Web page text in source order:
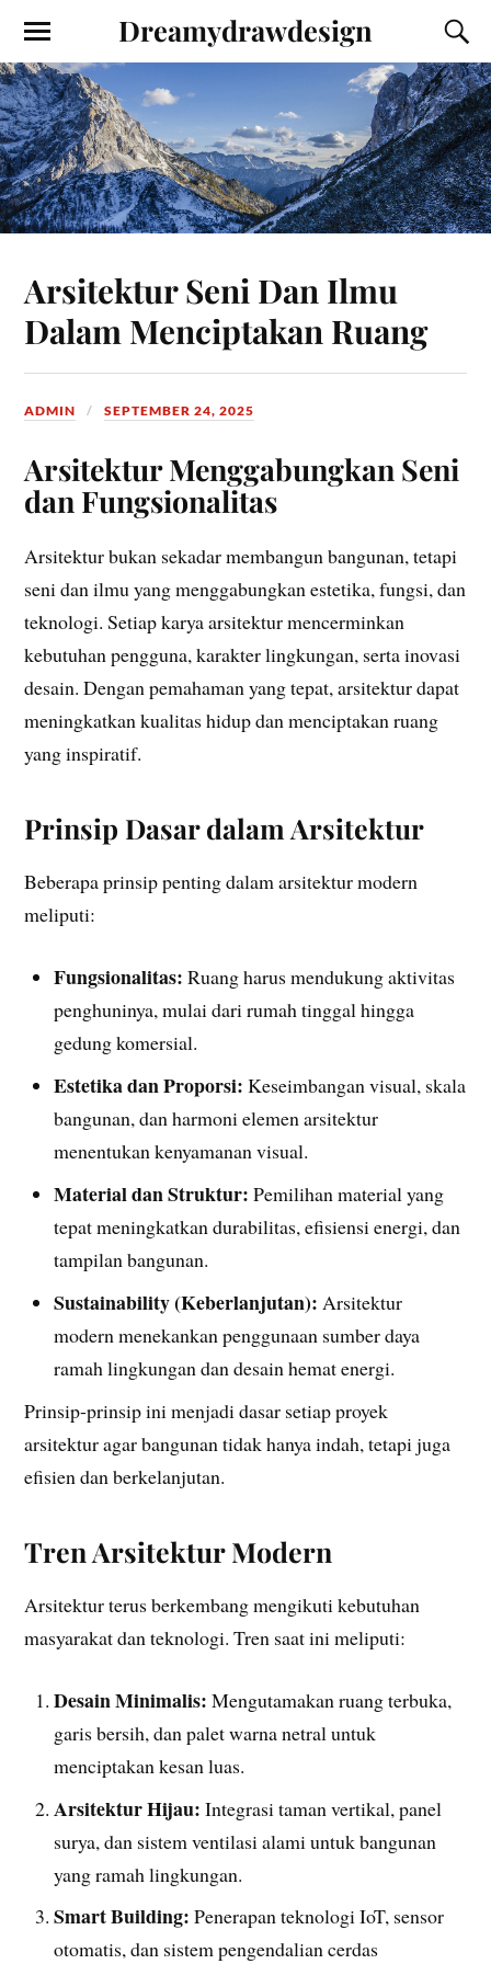
Dreamydrawdesign
Arsitektur Seni Dan Ilmu
Dalam Menciptakan Ruang
ADMIN SEPTEMBER 24, 2025
Arsitektur Menggabungkan Seni
dan Fungsionalitas
Arsitektur bukan sekadar membangun bangunan, tetapi
seni dan ilmu yang menggabungkan estetika, fungsi, dan
teknologi. Setiap karya arsitektur mencerminkan
kebutuhan pengguna, karakter lingkungan, serta inovasi
desain. Dengan pemahaman yang tepat, arsitektur dapat
meningkatkan kualitas hidup dan menciptakan ruang
yang inspiratif.
Prinsip Dasar dalam Arsitektur
Beberapa prinsip penting dalam arsitektur modern
meliputi:
Fungsionalitas: Ruang harus mendukung aktivitas
penghuninya, mulai dari rumah tinggal hingga
gedung komersial.
Estetika dan Proporsi: Keseimbangan visual, skala
bangunan, dan harmoni elemen arsitektur
menentukan kenyamanan visual.
Material dan Struktur: Pemilihan material yang
tepat meningkatkan durabilitas, efisiensi energi, dan
tampilan bangunan.
Sustainability (Keberlanjutan): Arsitektur
modern menekankan penggunaan sumber daya
ramah lingkungan dan desain hemat energi.
Prinsip-prinsip ini menjadi dasar setiap proyek
arsitektur agar bangunan tidak hanya indah, tetapi juga
efisien dan berkelanjutan.
Tren Arsitektur Modern
Arsitektur terus berkembang mengikuti kebutuhan
masyarakat dan teknologi. Tren saat ini meliputi:
Desain Minimalis: Mengutamakan ruang terbuka,
garis bersih, dan palet warna netral untuk
menciptakan kesan luas.
Arsitektur Hijau: Integrasi taman vertikal, panel
surya, dan sistem ventilasi alami untuk bangunan
yang ramah lingkungan.
Smart Building: Penerapan teknologi IoT, sensor
otomatis, dan sistem pengendalian cerdas